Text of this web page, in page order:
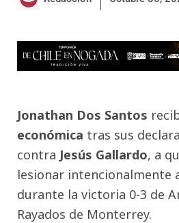
Jonathan Dos Santos
económica tras sus
contra Jesús Gallardo, a
lesionar intencionalmente
durante la victoria 0-3 de
Rayados de Monterrey.